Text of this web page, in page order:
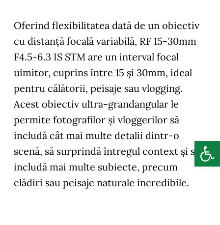
Oferind flexibilitatea dată de un obiectiv
cu distanţă focală variabilă, RF 15-30mm
F4.5-6.3 IS STM are un interval focal
uimitor, cuprins între 15 şi 30mm, ideal
pentru călătorii, peisaje sau vlogging.
Acest obiectiv ultra-grandangular le
permite fotografilor şi vloggerilor să
includă cât mai multe detalii dintr-o
scenă, să surprindă întregul context şi să
includă mai multe subiecte, precum
clădiri sau peisaje naturale incredibile.